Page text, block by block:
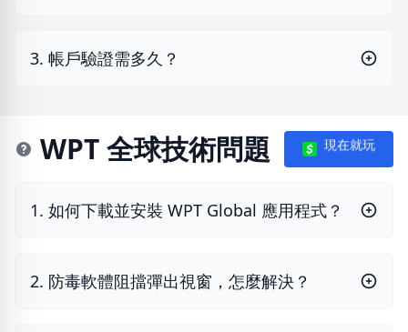
3. 帳戶驗證需多久？
WPT 全球技術問題 現在就玩
1. 如何下載並安裝 WPT Global 應用程式？
2. 防毒軟體阻擋彈出視窗，怎麼解決？